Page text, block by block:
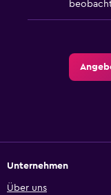
Unternehmen
Über uns